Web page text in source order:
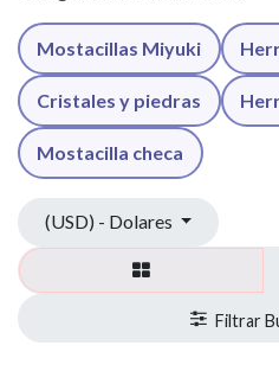
Mostacillas Miyuki
Cristales y piedras
Mostacilla checa
(USD) - Dolares